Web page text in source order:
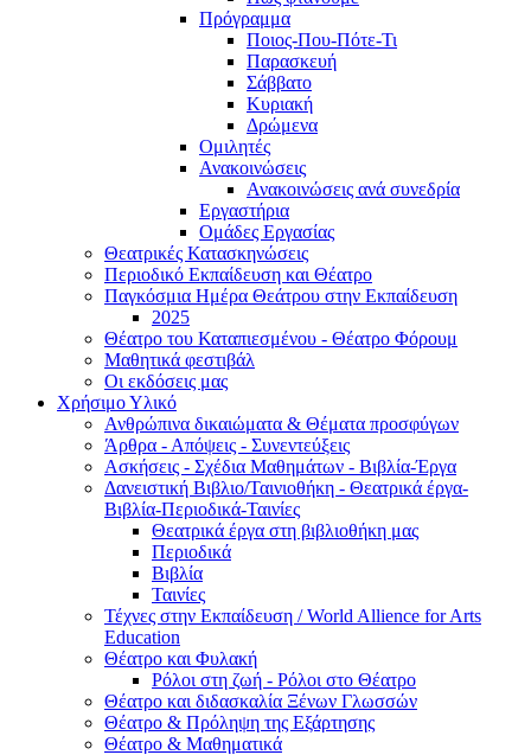
Πρόγραμμα
Ποιος-Που-Πότε-Τι
Παρασκευή
Σάββατο
Κυριακή
Δρώμενα
Ομιλητές
Ανακοινώσεις
Ανακοινώσεις ανά συνεδρία
Εργαστήρια
Ομάδες Εργασίας
Θεατρικές Κατασκηνώσεις
Περιοδικό Εκπαίδευση και Θέατρο
Παγκόσμια Ημέρα Θεάτρου στην Εκπαίδευση
2025
Θέατρο του Καταπιεσμένου - Θέατρο Φόρουμ
Μαθητικά φεστιβάλ
Οι εκδόσεις μας
Χρήσιμο Υλικό
Ανθρώπινα δικαιώματα & Θέματα προσφύγων
Άρθρα - Απόψεις - Συνεντεύξεις
Ασκήσεις - Σχέδια Μαθημάτων - Βιβλία-Έργα
Δανειστική Βιβλιο/Ταινιοθήκη - Θεατρικά έργα-
Βιβλία-Περιοδικά-Ταινίες
Θεατρικά έργα στη βιβλιοθήκη μας
Περιοδικά
Βιβλία
Ταινίες
Τέχνες στην Εκπαίδευση / World Allience for Arts
Education
Θέατρο και Φυλακή
Ρόλοι στη ζωή - Ρόλοι στο Θέατρο
Θέατρο και διδασκαλία Ξένων Γλωσσών
Θέατρο & Πρόληψη της Εξάρτησης
Θέατρο & Μαθηματικά